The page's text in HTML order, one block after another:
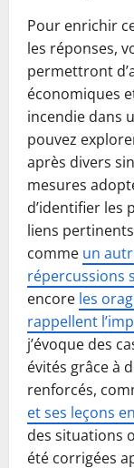
Pour enrichir
les réponses,
permettront
économiques
incendie dans
pouvez
après divers
mesures
d’identifier les
liens
comme un
répercussions
encore les
rappellent
j’évoque des
évités grâce à
renforcés,
et ses leçons
des situations
été corrigées